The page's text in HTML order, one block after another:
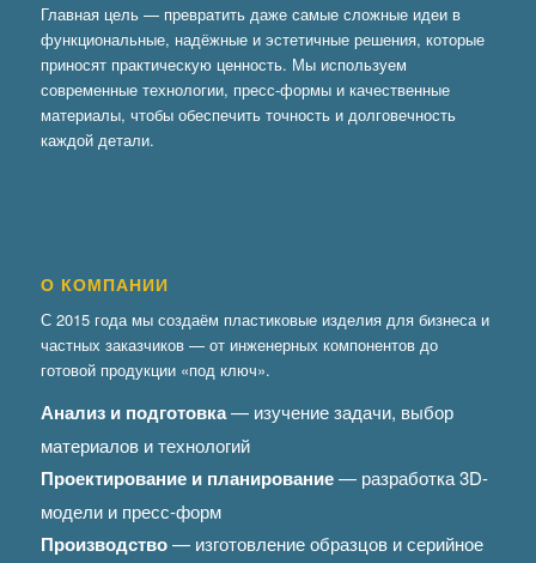
Главная цель — превратить даже самые сложные идеи в
функциональные, надёжные и эстетичные решения, которые
приносят практическую ценность. Мы используем
современные технологии, пресс-формы и качественные
материалы, чтобы обеспечить точность и долговечность
каждой детали.
О КОМПАНИИ
С 2015 года мы создаём пластиковые изделия для бизнеса и
частных заказчиков — от инженерных компонентов до
готовой продукции «под ключ».
Анализ и подготовка— изучение задачи, выбор
материалов и технологий
Проектирование и планирование— разработка 3D-
модели и пресс-форм
Производство— изготовление образцов и серийное